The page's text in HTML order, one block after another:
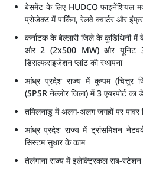
बेसमेंट के लिए HUDCO फाइनेंशियल
प्रोजेक्ट में पार्किंग, रेलवे क्वार्टर और
कर्नाटक के बेल्लारी जिले के कुडिथिनी में
और 2 (2x500 MW) और यूनिट
डिसल्फराइजेशन प्लांट की स्थापना
आंध्र प्रदेश राज्य में कुप्पम (चित्तूर
(SPSR नेल्लोर जिला) में 3 एयरपोर्ट का
तमिलनाडु में अलग-अलग जगहों पर पावर
आंध्र प्रदेश राज्य में ट्रांसमिशन
सिस्टम सुधार के काम
तेलंगाना राज्य में इलेक्ट्रिकल सब-स्टेशन